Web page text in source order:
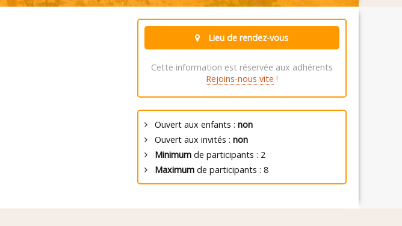
Lieu de rendez-vous
Cette information est réservée aux adhérents
Rejoins-nous vite !
Ouvert aux enfants : non
Ouvert aux invités : non
Minimumde participants : 2
Maximumde participants : 8